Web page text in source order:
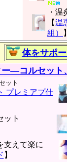
・
【温
組）
】
体をサポー
ー―コルセッ
ット
プレミアプ仕
ット
支えて楽に
】